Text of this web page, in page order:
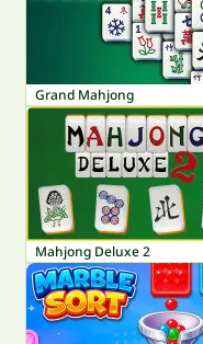
Grand Mahjong
Mahjong Deluxe 2